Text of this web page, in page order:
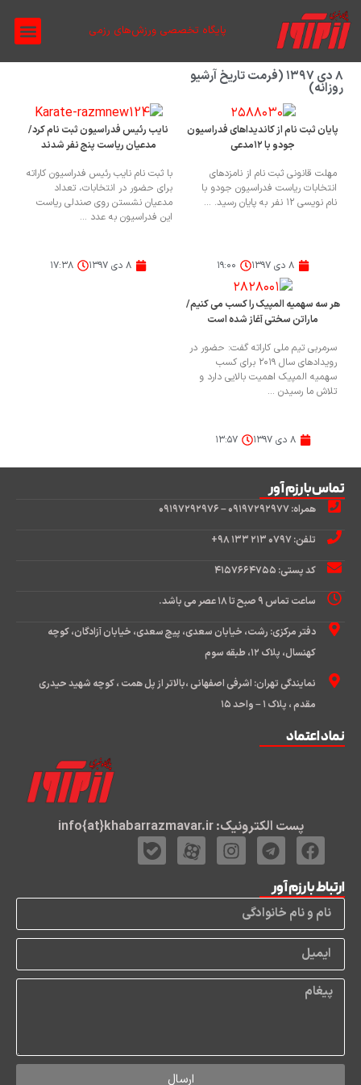
پایگاه تخصصی ورزش‌های رزمی
۸ دی ۱۳۹۷ (فرمت تاریخ آرشیو
روزانه)
پایان ثبت نام از کاندیداهای فدراسیون
جودو با ۱۲مدعی
مهلت قانونی ثبت نام از نامزدهای
انتخابات ریاست فدراسیون جودو با
نام نویسی ۱۲ نفر به پایان رسید. ...
۸ دی ۱۳۹۷ ۱۹:۰۰
نایب رئیس فدراسیون ثبت نام کرد/
مدعیان ریاست پنج نفر شدند
با ثبت نام نایب رئیس فدراسیون کاراته
برای حضور در انتخابات، تعداد
مدعیان نشستن روی صندلی ریاست
این فدراسیون به عدد ...
۸ دی ۱۳۹۷ ۱۷:۳۸
هر سه سهمیه المپیک را کسب می کنیم/
ماراتن سختی آغاز شده است
سرمربی تیم ملی کاراته گفت: حضور در
رویدادهای سال ۲۰۱۹ برای کسب
سهمیه المپیک اهمیت بالایی دارد و
تلاش ما رسیدن ...
۸ دی ۱۳۹۷ ۱۳:۵۷
تماس‌با رزم آور
همراه: ۰۹۱۹۷۲۹۲۹۷۷ – ۰۹۱۹۷۲۹۲۹۷۶
تلفن: ۰۷۹۷ ۲۱۳ ۱۳۳ ۹۸+
کد پستی: ۴۱۵۷۶۶۴۷۵۵
ساعت تماس ۹ صبح تا ۱۸ عصر می باشد.
دفتر مرکزی: رشت، خیابان سعدی، پیچ سعدی، خیابان آزادگان، کوچه
کهنسال، پلاک ۱۲، طبقه سوم
نمایندگی تهران: اشرفی اصفهانی ،بالاتر از پل همت ، کوچه شهید حیدری
مقدم ، پلاک ۱ – واحد ۱۵
پست الکترونیک: info{at}khabarrazmavar.ir
نماد اعتماد
ارتباط با رزم آور
ارسال